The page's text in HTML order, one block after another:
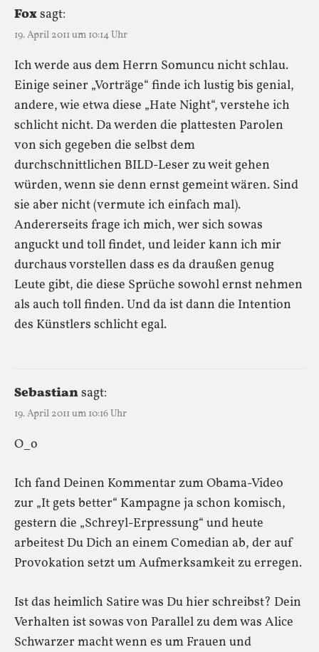
Foxsagt:
19. April 2011 um 10:14 Uhr
Ich werde aus dem Herrn Somuncu nicht schlau.
Einige seiner „Vorträge“ finde ich lustig bis genial,
andere, wie etwa diese „Hate Night“, verstehe ich
schlicht nicht. Da werden die plattesten Parolen
von sich gegeben die selbst dem
durchschnittlichen BILD-Leser zu weit gehen
würden, wenn sie denn ernst gemeint wären. Sind
sie aber nicht (vermute ich einfach mal).
Andererseits frage ich mich, wer sich sowas
anguckt und toll findet, und leider kann ich mir
durchaus vorstellen dass es da draußen genug
Leute gibt, die diese Sprüche sowohl ernst nehmen
als auch toll finden. Und da ist dann die Intention
des Künstlers schlicht egal.
Sebastiansagt:
19. April 2011 um 10:16 Uhr
O_o
Ich fand Deinen Kommentar zum Obama-Video
zur „It gets better“ Kampagne ja schon komisch,
gestern die „Schreyl-Erpressung“ und heute
arbeitest Du Dich an einem Comedian ab, der auf
Provokation setzt um Aufmerksamkeit zu erregen.
Ist das heimlich Satire was Du hier schreibst? Dein
Verhalten ist sowas von Parallel zu dem was Alice
Schwarzer macht wenn es um Frauen und